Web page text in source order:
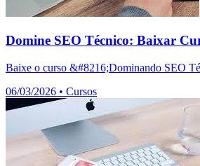
Domine SEO Técnico: Baixar
Baixe o curso &#8216;Dominando SEO
06/03/2026 • Cursos